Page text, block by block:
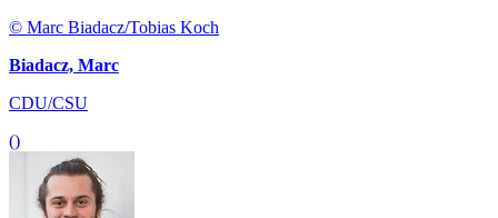
© Marc Biadacz/Tobias Koch
Biadacz, Marc
CDU/CSU
()